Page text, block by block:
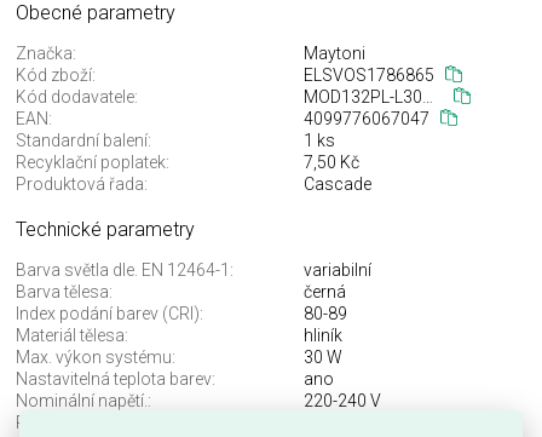
Obecné parametry
Značka:
Maytoni
Kód zboží:
ELSVOS1786865
Kód dodavatele:
MOD132PL-L30BK
EAN:
4099776067047
Standardní balení:
1 ks
Recyklační poplatek:
7,50 Kč
Produktová řada:
Cascade
Technické parametry
Barva světla dle. EN 12464-1:
variabilní
Barva tělesa:
černá
Index podání barev (CRI):
80-89
Materiál tělesa:
hliník
Max. výkon systému:
30 W
Nastavitelná teplota barev:
ano
Nominální napětí.:
220-240 V
Průměr: